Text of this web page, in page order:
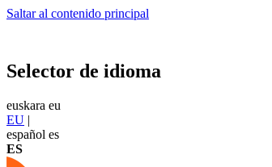
Saltar al contenido principal
Selector de idioma
euskara eu
EU |
español es
ES